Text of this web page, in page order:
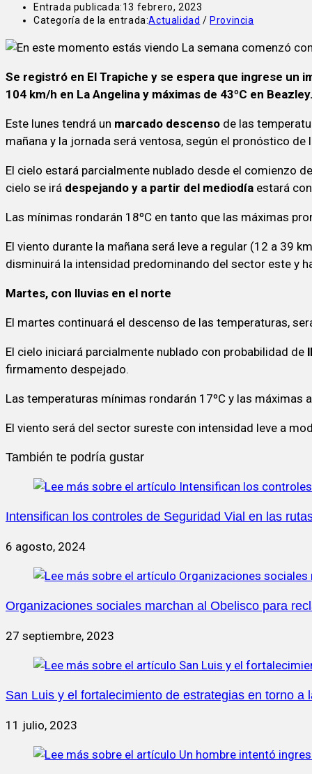
Entrada publicada:13 febrero, 2023
Categoría de la entrada:Actualidad / Provincia
Se registró en El Trapiche y se espera que ingrese un
104 km/h en La Angelina y máximas de 43ºC en
Este lunes tendrá un marcado descenso de las
mañana y la jornada será ventosa, según el pronóstico
El cielo estará parcialmente nublado desde el comienzo
cielo se irá despejando y a partir del mediodía estará
Las mínimas rondarán 18ºC en tanto que las máximas
El viento durante la mañana será leve a regular (12 a 39
disminuirá la intensidad predominando del sector este y
Martes, con lluvias en el norte
El martes continuará el descenso de las temperaturas,
El cielo iniciará parcialmente nublado con probabilidad de
firmamento despejado.
Las temperaturas mínimas rondarán 17ºC y las máximas
El viento será del sector sureste con intensidad leve a
También te podría gustar
Intensifican los controles de Seguridad Vial en las
6 agosto, 2024
Organizaciones sociales marchan al Obelisco para
27 septiembre, 2023
San Luis y el fortalecimiento de estrategias en torno a
11 julio, 2023